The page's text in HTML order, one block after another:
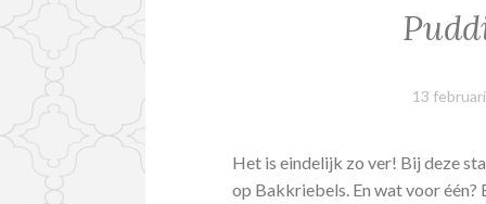
13
Het is eindelijk zo ver! Bij deze
op Bakkriebels. En wat voor één?